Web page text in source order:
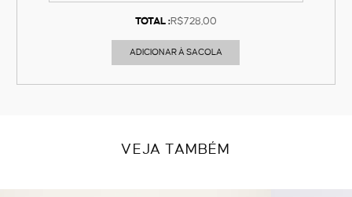
TOTAL :R$728,00
ADICIONAR À SACOLA
VEJA TAMBÉM